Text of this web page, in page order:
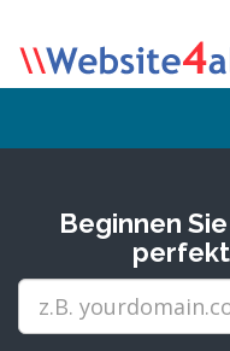
Beginnen